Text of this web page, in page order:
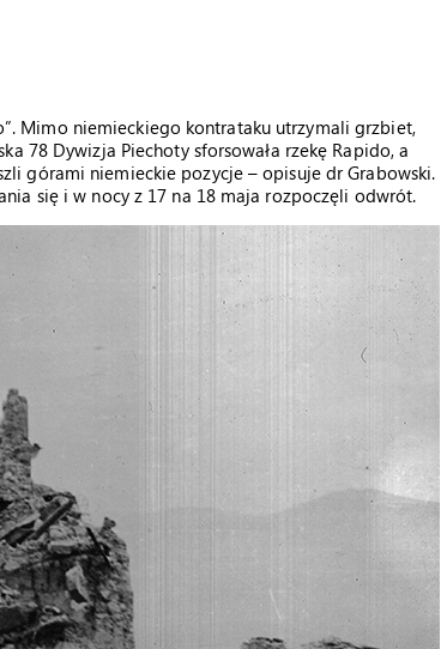
Mimo niemieckiego kontrataku utrzymali grzbiet,
78 Dywizja Piechoty sforsowała rzekę Rapido, a
górami niemieckie pozycje – opisuje dr Grabowski.
się i w nocy z 17 na 18 maja rozpoczęli odwrót.